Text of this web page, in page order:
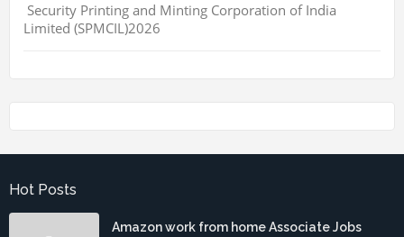
Security Printing and Minting Corporation of India
Limited (SPMCIL)2026
Hot Posts
Amazon work from home Associate Jobs